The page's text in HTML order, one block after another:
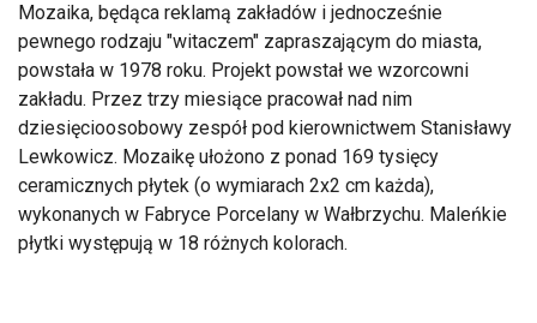
Mozaika, będąca reklamą zakładów i jednocześnie
pewnego rodzaju "witaczem" zapraszającym do miasta,
powstała w 1978 roku. Projekt powstał we wzorcowni
zakładu. Przez trzy miesiące pracował nad nim
dziesięcioosobowy zespół pod kierownictwem Stanisławy
Lewkowicz. Mozaikę ułożono z ponad 169 tysięcy
ceramicznych płytek (o wymiarach 2x2 cm każda),
wykonanych w Fabryce Porcelany w Wałbrzychu. Maleńkie
płytki występują w 18 różnych kolorach.